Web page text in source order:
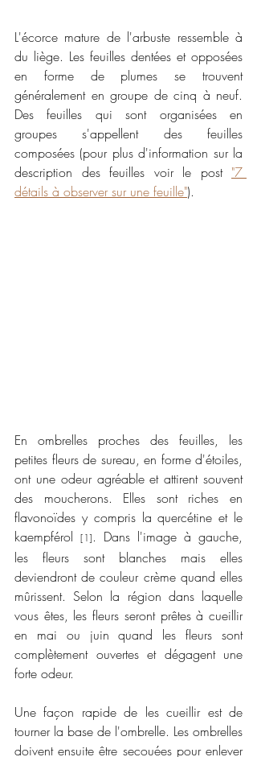
L'écorce mature de l'arbuste ressemble à
du liège. Les feuilles dentées et opposées
en forme de plumes se trouvent
généralement en groupe de cinq à neuf.
Des feuilles qui sont organisées en
groupes s'appellent des feuilles
composées (pour plus d'information sur la
description des feuilles voir le post "7
détails à observer sur une feuille").
En ombrelles proches des feuilles, les
petites fleurs de sureau, en forme d'étoiles,
ont une odeur agréable et attirent souvent
des moucherons. Elles sont riches en
flavonoïdes y compris la quercétine et le
kaempférol [1]. Dans l'image à gauche,
les fleurs sont blanches mais elles
deviendront de couleur crème quand elles
mûrissent. Selon la région dans laquelle
vous êtes, les fleurs seront prêtes à cueillir
en mai ou juin quand les fleurs sont
complètement ouvertes et dégagent une
forte odeur.
Une façon rapide de les cueillir est de
tourner la base de l'ombrelle. Les ombrelles
doivent ensuite être secouées pour enlever